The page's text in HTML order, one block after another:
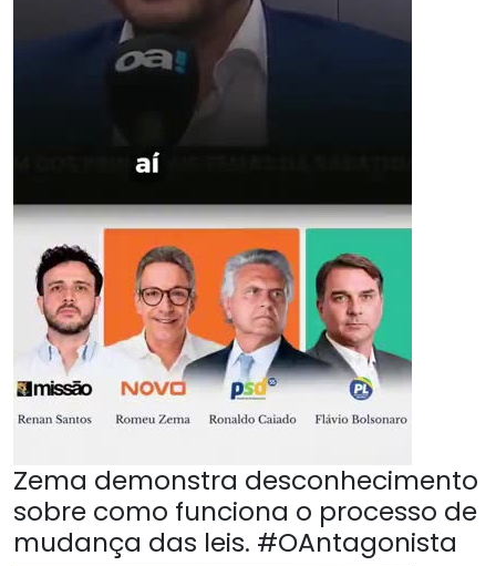
Zema demonstra desconhecimento
sobre como funciona o processo de
mudança das leis. #OAntagonista